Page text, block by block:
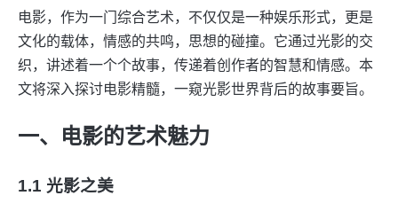
电影，作为一门综合艺术，不仅仅是一种娱乐形式，更是
文化的载体，情感的共鸣，思想的碰撞。它通过光影的交
织，讲述着一个个故事，传递着创作者的智慧和情感。本
文将深入探讨电影精髓，一窥光影世界背后的故事要旨。
一、电影的艺术魅力
1.1 光影之美